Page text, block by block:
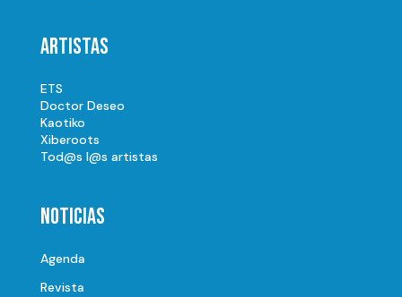
Artistas
ETS
Doctor Deseo
Kaotiko
Xiberoots
Tod@s l@s artistas
Noticias
Agenda
Revista